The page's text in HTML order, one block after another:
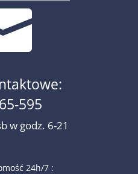
595
w godz. 6-21
24h/7 :